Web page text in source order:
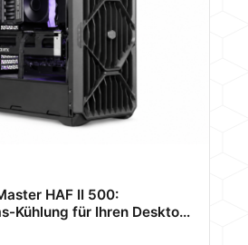
HAF II 500:
Kühlung für Ihren Desktop-